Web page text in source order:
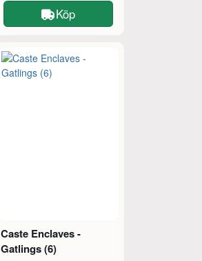
Köp
Caste Enclaves -
Gatlings (6)